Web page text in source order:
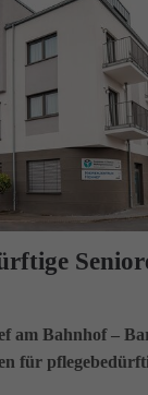
am Bahnhof –
für